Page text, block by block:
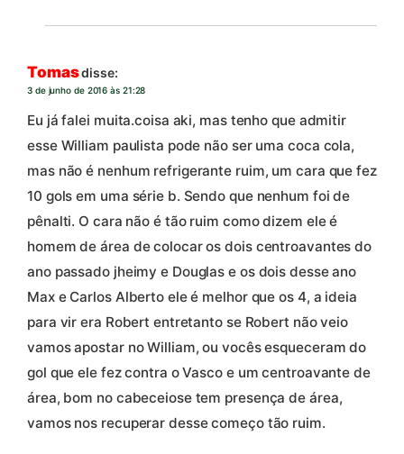
Tomasdisse:
3 de junho de 2016 às 21:28
Eu já falei muita.coisa aki, mas tenho que admitir
esse William paulista pode não ser uma coca cola,
mas não é nenhum refrigerante ruim, um cara que fez
10 gols em uma série b. Sendo que nenhum foi de
pênalti. O cara não é tão ruim como dizem ele é
homem de área de colocar os dois centroavantes do
ano passado jheimy e Douglas e os dois desse ano
Max e Carlos Alberto ele é melhor que os 4, a ideia
para vir era Robert entretanto se Robert não veio
vamos apostar no William, ou vocês esqueceram do
gol que ele fez contra o Vasco e um centroavante de
área, bom no cabeceiose tem presença de área,
vamos nos recuperar desse começo tão ruim.